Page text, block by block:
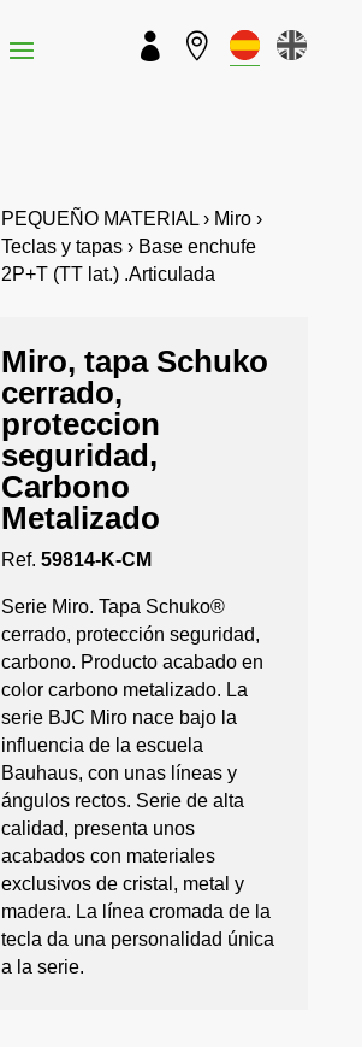
 
PEQUEÑO MATERIAL › Miro ›
Teclas y tapas › Base enchufe
2P+T (TT lat.) .Articulada
Miro, tapa Schuko
cerrado,
proteccion
seguridad,
Carbono
Metalizado
Ref.59814-K-CM
Serie Miro. Tapa Schuko®
cerrado, protección seguridad,
carbono. Producto acabado en
color carbono metalizado. La
serie BJC Miro nace bajo la
influencia de la escuela
Bauhaus, con unas líneas y
ángulos rectos. Serie de alta
calidad, presenta unos
acabados con materiales
exclusivos de cristal, metal y
madera. La línea cromada de la
tecla da una personalidad única
a la serie.